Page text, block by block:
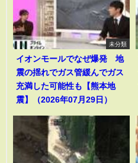
未分類
イオンモールでなぜ爆発 地
震の揺れでガス管緩んでガス
充満した可能性も【熊本地
震】（2026年07月29日）